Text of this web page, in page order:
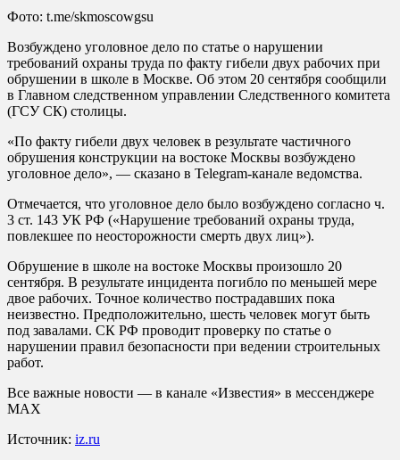
Фото: t.me/skmoscowgsu
Возбуждено уголовное дело по статье о нарушении
требований охраны труда по факту гибели двух рабочих при
обрушении в школе в Москве. Об этом 20 сентября сообщили
в Главном следственном управлении Следственного комитета
(ГСУ СК) столицы.
«По факту гибели двух человек в результате частичного
обрушения конструкции на востоке Москвы возбуждено
уголовное дело», — сказано в Telegram-канале ведомства.
Отмечается, что уголовное дело было возбуждено согласно ч.
3 ст. 143 УК РФ («Нарушение требований охраны труда,
повлекшее по неосторожности смерть двух лиц»).
Обрушение в школе на востоке Москвы произошло 20
сентября. В результате инцидента погибло по меньшей мере
двое рабочих. Точное количество пострадавших пока
неизвестно. Предположительно, шесть человек могут быть
под завалами. СК РФ проводит проверку по статье о
нарушении правил безопасности при ведении строительных
работ.
Все важные новости — в канале «Известия» в мессенджере
МАХ
Источник: iz.ru